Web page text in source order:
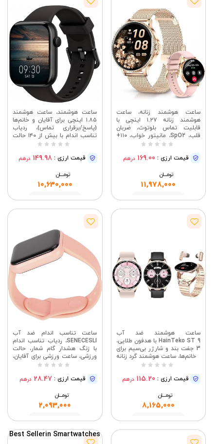
ساعت هوشمند زنانه، ساعت
هوشمند زنانه ۱.۲۷ اینچی با
قابلیت تماس بلوتوث، ضربان
قلب، SpO2، مانیتور خواب، ۱۱۰+
حالت ورزشی، گام شمار، ردیاب
اندروید و iOS، ۲ ​​بند، رزگلد
قیمت ارزی : 169.00 درهم
تومــــــان
11,978,000
مشاهده
ساعت هوشمند، ساعت هوشمند
۱.۸۵ اینچی برای آقایان و خانم‌ها
(پاسخ/برقراری تماس)، ردیاب
تناسب اندام با بیش از ۱۴۰ حالت
قیمت ارزی : 149.98 درهم
تومــــــان
10,630,000
مشاهده
ساعت هوشمند ضد آب
HainTeko ST 9 با هدفون طلایی،
3 جفت بند و شارژر بی‌سیم برای
خانم‌ها، ساعت هوشمند گرد زنانه
قیمت ارزی : 115.20 درهم
تومــــــان
8,165,000
مشاهده
ساعت تناسب اندام ضد آب
SENECESLI، ردیاب تناسب اندام
با زنگ هشدار گام شمار، حالت
ورزشی، ساعت ورزشی برای آقایان،
خانم ها و بچه ها (صورتی)
قیمت ارزی : 28.47 درهم
تومــــــان
2,093,000
مشاهده
Best Sellerin Smartwatches